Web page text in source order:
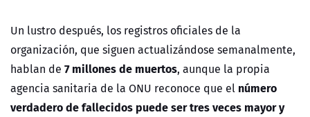
Un lustro después, los registros oficiales de la
organización, que siguen actualizándose semanalmente,
hablan de 7 millones de muertos, aunque la propia
agencia sanitaria de la ONU reconoce que el número
verdadero de fallecidos puede ser tres veces mayor y